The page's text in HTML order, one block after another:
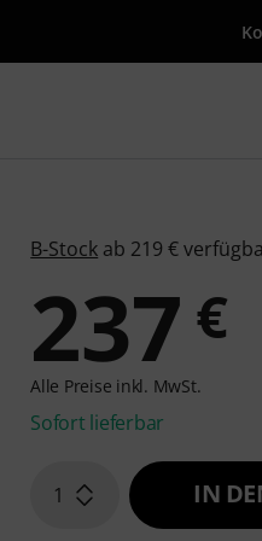
mit Suchwort
B-Stock ab 219 €
237 €
Alle Preise inkl. MwSt.
Sofort lieferbar
1 IN